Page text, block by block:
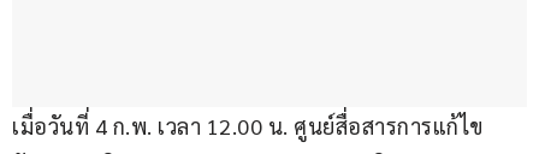
เมื่อวันที่ 4 ก.พ. เวลา 12.00 น. ศูนย์สื่อสารการแก้ไข